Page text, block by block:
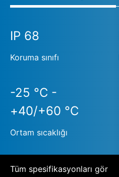
IP 68
Koruma sınıfı
-25 °C -
+40/+60 °C
Ortam sıcaklığı
Tüm spesifikasyonları gör